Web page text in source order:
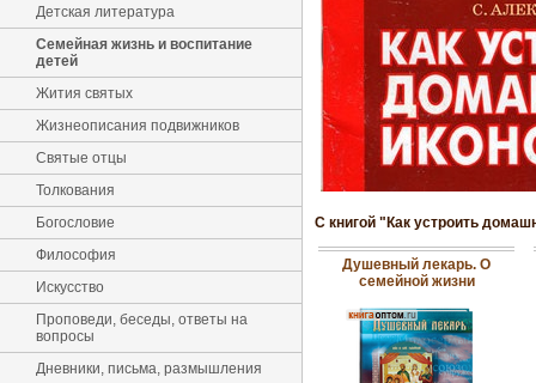
Детская литература
Семейная жизнь и воспитание
детей
Жития святых
Жизнеописания подвижников
Святые отцы
Толкования
Богословие
Философия
Искусство
Проповеди, беседы, ответы на
вопросы
Дневники, письма, размышления
С книгой "Как устроить
Душевный лекарь. О
семейной жизни